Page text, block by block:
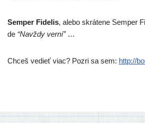
Semper Fidelis, ale­bo skrá­te­ne Semper
de “Navždy ver­ní”…
Chceš vedieť viac? Pozri sa sem: http://​